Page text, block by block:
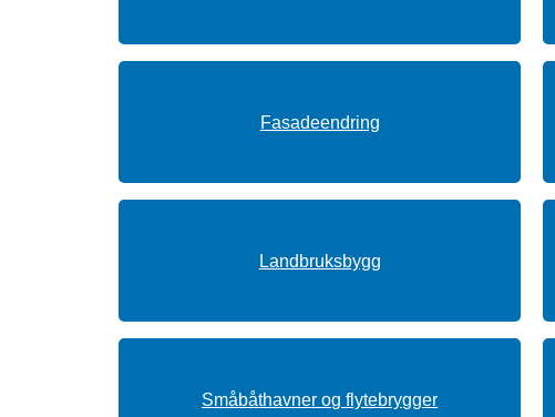
Fasadeendring
Landbruksbygg
Småbåthavner og flytebrygger